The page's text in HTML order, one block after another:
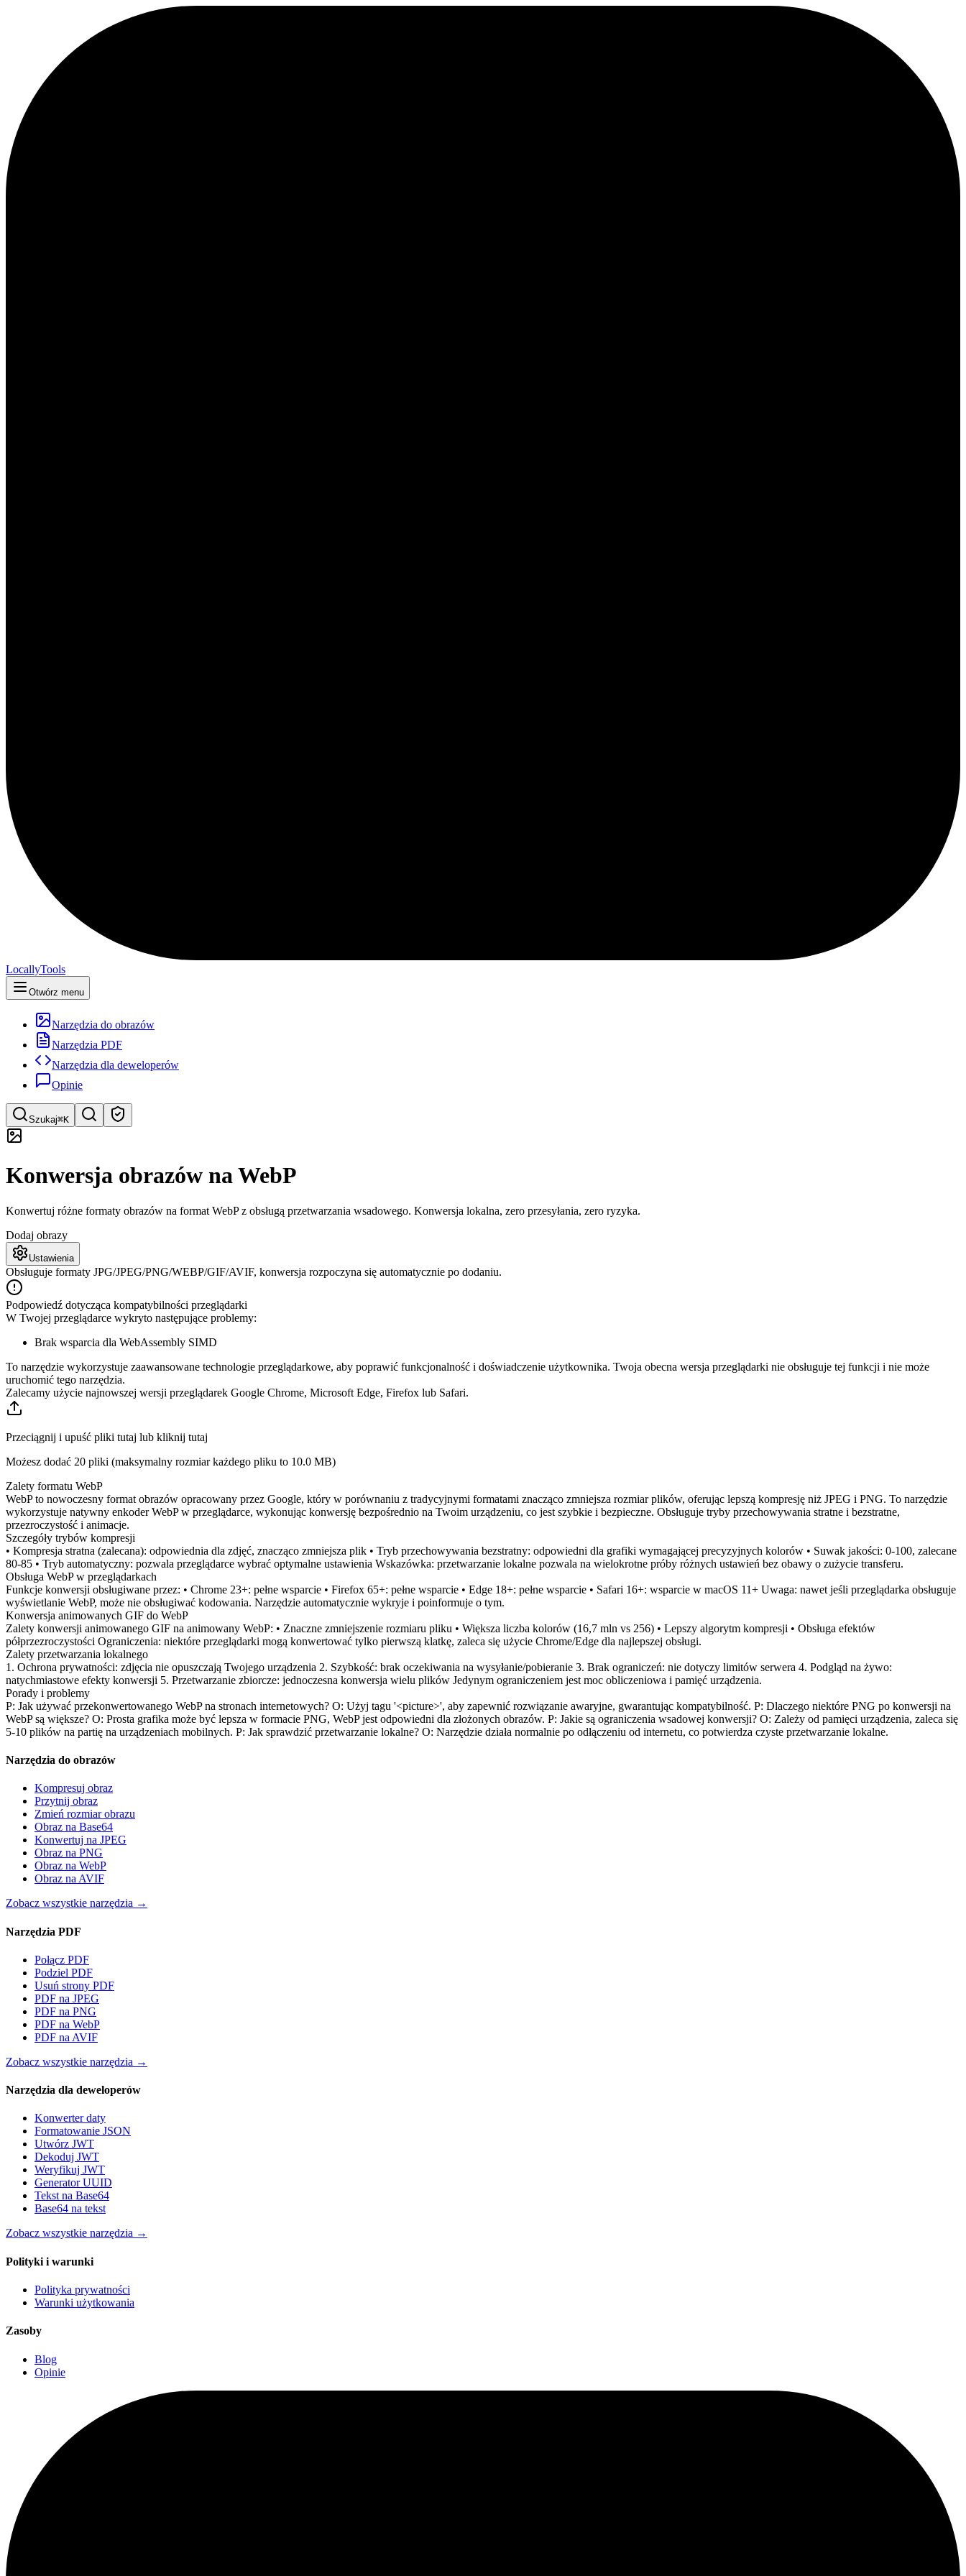
LocallyTools
Otwórz menu
Narzędzia do obrazów
Narzędzia PDF
Narzędzia dla deweloperów
Opinie
Szukaj⌘K
Szybkie wyszukiwanie narzędzi
Konwersja obrazów na WebP
Konwertuj różne formaty obrazów na format WebP z obsługą przetwarzania wsadowego. Konwersja lokalna, zero przesyłania, zero ryzyka.
Dodaj obrazy
Ustawienia
Obsługuje formaty JPG/JPEG/PNG/WEBP/GIF/AVIF, konwersja rozpoczyna się automatycznie po dodaniu.
Podpowiedź dotycząca kompatybilności przeglądarki
W Twojej przeglądarce wykryto następujące problemy:
Brak wsparcia dla WebAssembly SIMD
To narzędzie wykorzystuje zaawansowane technologie przeglądarkowe, aby poprawić funkcjonalność i doświadczenie użytkownika. Twoja obecna wersja przeglądarki nie obsługuje tej funkcji i nie może
uruchomić tego narzędzia.
Zalecamy użycie najnowszej wersji przeglądarek Google Chrome, Microsoft Edge, Firefox lub Safari.
Przeciągnij i upuść pliki tutaj lub kliknij tutaj
Możesz dodać 20 pliki (maksymalny rozmiar każdego pliku to 10.0 MB)
Zalety formatu WebP
WebP to nowoczesny format obrazów opracowany przez Google, który w porównaniu z tradycyjnymi formatami znacząco zmniejsza rozmiar plików, oferując lepszą kompresję niż JPEG i PNG. To narzędzie
wykorzystuje natywny enkoder WebP w przeglądarce, wykonując konwersję bezpośrednio na Twoim urządzeniu, co jest szybkie i bezpieczne. Obsługuje tryby przechowywania stratne i bezstratne,
przezroczystość i animacje.
Szczegóły trybów kompresji
• Kompresja stratna (zalecana): odpowiednia dla zdjęć, znacząco zmniejsza plik • Tryb przechowywania bezstratny: odpowiedni dla grafiki wymagającej precyzyjnych kolorów • Suwak jakości: 0-100, zalecane
80-85 • Tryb automatyczny: pozwala przeglądarce wybrać optymalne ustawienia Wskazówka: przetwarzanie lokalne pozwala na wielokrotne próby różnych ustawień bez obawy o zużycie transferu.
Obsługa WebP w przeglądarkach
Funkcje konwersji obsługiwane przez: • Chrome 23+: pełne wsparcie • Firefox 65+: pełne wsparcie • Edge 18+: pełne wsparcie • Safari 16+: wsparcie w macOS 11+ Uwaga: nawet jeśli przeglądarka obsługuje
wyświetlanie WebP, może nie obsługiwać kodowania. Narzędzie automatycznie wykryje i poinformuje o tym.
Konwersja animowanych GIF do WebP
Zalety konwersji animowanego GIF na animowany WebP: • Znaczne zmniejszenie rozmiaru pliku • Większa liczba kolorów (16,7 mln vs 256) • Lepszy algorytm kompresji • Obsługa efektów
półprzezroczystości Ograniczenia: niektóre przeglądarki mogą konwertować tylko pierwszą klatkę, zaleca się użycie Chrome/Edge dla najlepszej obsługi.
Zalety przetwarzania lokalnego
1. Ochrona prywatności: zdjęcia nie opuszczają Twojego urządzenia 2. Szybkość: brak oczekiwania na wysyłanie/pobieranie 3. Brak ograniczeń: nie dotyczy limitów serwera 4. Podgląd na żywo:
natychmiastowe efekty konwersji 5. Przetwarzanie zbiorcze: jednoczesna konwersja wielu plików Jedynym ograniczeniem jest moc obliczeniowa i pamięć urządzenia.
Porady i problemy
P: Jak używać przekonwertowanego WebP na stronach internetowych? O: Użyj tagu '<picture>', aby zapewnić rozwiązanie awaryjne, gwarantując kompatybilność. P: Dlaczego niektóre PNG po konwersji na
WebP są większe? O: Prosta grafika może być lepsza w formacie PNG, WebP jest odpowiedni dla złożonych obrazów. P: Jakie są ograniczenia wsadowej konwersji? O: Zależy od pamięci urządzenia, zaleca się
5-10 plików na partię na urządzeniach mobilnych. P: Jak sprawdzić przetwarzanie lokalne? O: Narzędzie działa normalnie po odłączeniu od internetu, co potwierdza czyste przetwarzanie lokalne.
Narzędzia do obrazów
Kompresuj obraz
Przytnij obraz
Zmień rozmiar obrazu
Obraz na Base64
Konwertuj na JPEG
Obraz na PNG
Obraz na WebP
Obraz na AVIF
Zobacz wszystkie narzędzia →
Narzędzia PDF
Połącz PDF
Podziel PDF
Usuń strony PDF
PDF na JPEG
PDF na PNG
PDF na WebP
PDF na AVIF
Zobacz wszystkie narzędzia →
Narzędzia dla deweloperów
Konwerter daty
Formatowanie JSON
Utwórz JWT
Dekoduj JWT
Weryfikuj JWT
Generator UUID
Tekst na Base64
Base64 na tekst
Zobacz wszystkie narzędzia →
Polityki i warunki
Polityka prywatności
Warunki użytkowania
Zasoby
Blog
Opinie